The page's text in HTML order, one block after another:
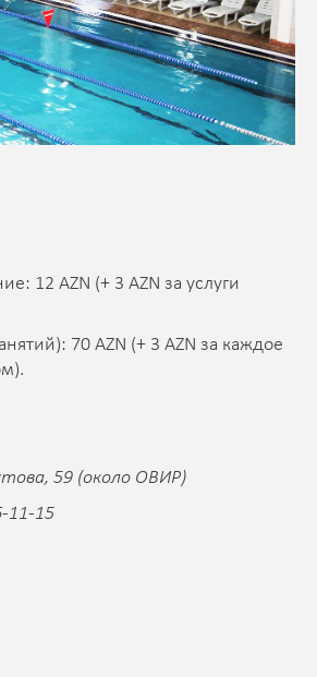
12 AZN (+ 3 AZN за услуги
70 AZN (+ 3 AZN за каждое
59 (около ОВИР)
11-15